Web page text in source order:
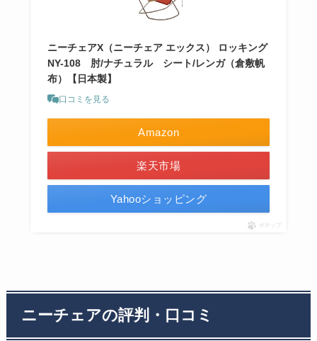
ニーチェアX（ニーチェア エックス） ロッキング
NY-108 肘/ナチュラル シート/レンガ（倉敷帆
布）【日本製】
口コミを見る
Amazon
楽天市場
Yahooショッピング
ポチップ
ニーチェアの評判・口コミ